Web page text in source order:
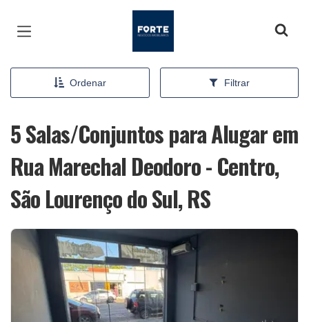
Ordenar Filtrar
5 Salas/Conjuntos para Alugar em
Rua Marechal Deodoro - Centro,
São Lourenço do Sul, RS